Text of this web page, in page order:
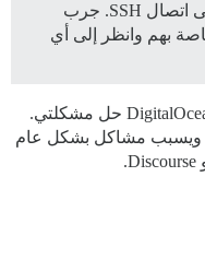
الرغم من أن ذلك لا ينبغي أن يؤثر على اتصال SSH. جرب
بهم وانظر إلى أي
استخدام وحدة التحكم عبر الويب من DigitalOcean حل مشكلتي.
ويسبب مشاكل بشكل عام